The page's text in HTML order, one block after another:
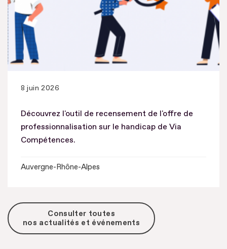
8 juin 2026
Découvrez l'outil de recensement de l'offre de
professionnalisation sur le handicap de Via
Compétences.
Auvergne-Rhône-Alpes
Consulter toutes
nos actualités et événements